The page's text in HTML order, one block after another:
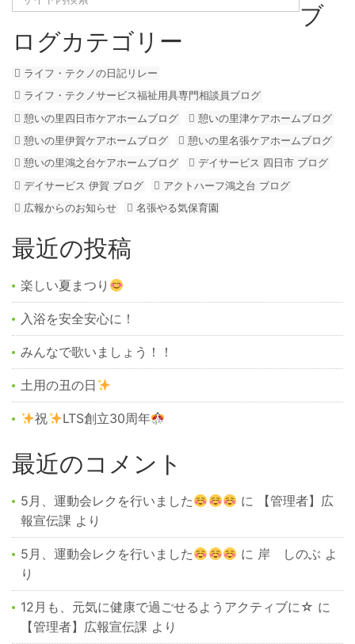
ブ
ログカテゴリー
ライフ・テクノの日記リレー
ライフ・テクノサービス福祉用具専門相談員ブログ
憩いの里四日市ケアホームブログ
憩いの里津ケアホームブログ
憩いの里伊賀ケアホームブログ
憩いの里名張ケアホームブログ
憩いの里鴻之台ケアホームブログ
デイサービス 四日市 ブログ
デイサービス 伊賀 ブログ
アクトハーフ鴻之台 ブログ
広報からのお知らせ
名張やる気保育園
最近の投稿
楽しい夏まつり
入浴を安全安心に！
みんなで歌いましょう！！
土用の丑の日
祝 LTS創立30周年
最近のコメント
5月、運動会レクを行いました に
【管理者】広
報宣伝課 より
5月、運動会レクを行いました に 岸 しのぶ よ
り
12月も、元気に健康で過ごせるようアクティブに☆ に
【管理者】広報宣伝課 より